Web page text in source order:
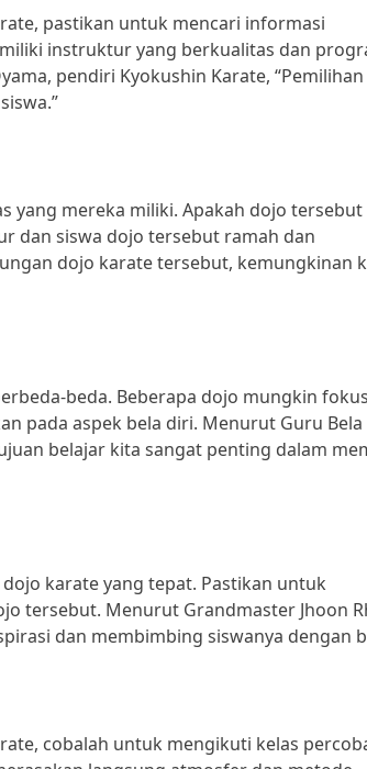
pastikan untuk mencari informasi
instruktur yang berkualitas dan
pendiri Kyokushin Karate, “Pemilihan
yang mereka miliki. Apakah dojo tersebut
dan siswa dojo tersebut ramah dan
dojo karate tersebut, kemungkinan
beda. Beberapa dojo mungkin fokus
pada aspek bela diri. Menurut Guru Bela
belajar kita sangat penting dalam
karate yang tepat. Pastikan untuk
tersebut. Menurut Grandmaster Jhoon
dan membimbing siswanya dengan
cobalah untuk mengikuti kelas